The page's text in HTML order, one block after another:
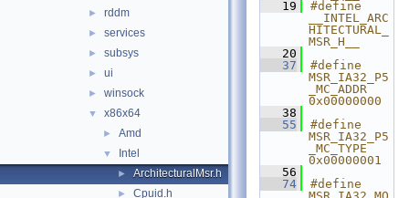
► rddm
► services
► subsys
► ui
► winsock
▼ x86x64
► Amd
▼ Intel
► ArchitecturalMsr.h
► Cpuid.h
   19
#define
__INTEL_ARC
HITECTURAL_
MSR_H__
   20
   37
#define
MSR_IA32_P5
_MC_ADDR
0x00000000
   38
   55
#define
MSR_IA32_P5
_MC_TYPE
0x00000001
   56
   74
#define